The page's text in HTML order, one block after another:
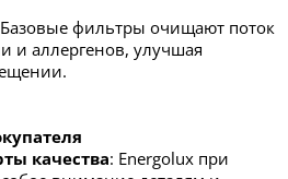
фильтры очищают поток
и аллергенов, улучшая
качества: Energolux при